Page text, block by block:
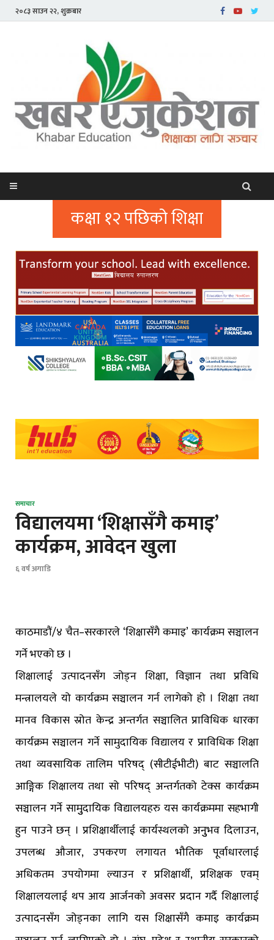
२०८३ साउन २२, शुक्रबार
कक्षा १२ पछिको शिक्षा
समाचार
विद्यालयमा ‘शिक्षासँगै कमाइ’
कार्यक्रम, आवेदन खुला
६ वर्ष अगाडि
काठमाडौं/४ चैत–सरकारले ‘शिक्षासँगै कमाइ’ कार्यक्रम सञ्चालन
गर्ने भएको छ ।
शिक्षालाई उत्पादनसँग जोड्न शिक्षा, विज्ञान तथा प्रविधि
मन्त्रालयले यो कार्यक्रम सञ्चालन गर्न लागेको हो । शिक्षा तथा
मानव विकास स्रोत केन्द्र अन्तर्गत सञ्चालित प्राविधिक धारका
कार्यक्रम सञ्चालन गर्ने सामुदायिक विद्यालय र प्राविधिक शिक्षा
तथा व्यवसायिक तालिम परिषद् (सीटीईभीटी) बाट सञ्चालति
आङ्गिक शिक्षालय तथा सो परिषद् अन्तर्गतको टेक्स कार्यक्रम
सञ्चालन गर्ने सामुुदायिक विद्यालयहरु यस कार्यक्रममा सहभागी
हुन पाउने छन् । प्रशिक्षार्थीलाई कार्यस्थलको अनुुभव दिलाउन,
उपलब्ध औजार, उपकरण लगायत भौतिक पूर्वाधारलाई
अधिकतम उपयोगमा ल्याउन र प्रशिक्षार्थी, प्रशिक्षक एवम्
शिक्षालयलाई थप आय आर्जनको अवसर प्रदान गर्दै शिक्षालाई
उत्पादनसँग जोड्नका लागि यस शिक्षासँगै कमाइ कार्यक्रम